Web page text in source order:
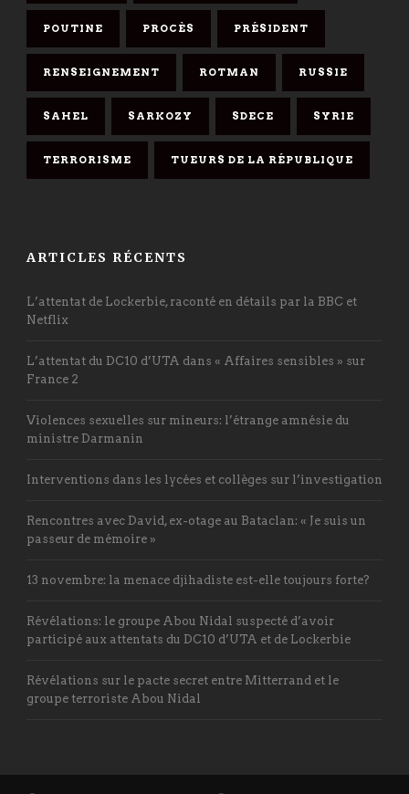
POUTINE PROCÈS PRÉSIDENT
RENSEIGNEMENT ROTMAN RUSSIE
SAHEL SARKOZY SDECE SYRIE
TERRORISME TUEURS DE LA RÉPUBLIQUE
ARTICLES RÉCENTS
L’attentat de Lockerbie, raconté en détails par la BBC et
Netflix
L’attentat du DC10 d’UTA dans « Affaires sensibles » sur
France 2
Violences sexuelles sur mineurs: l’étrange amnésie du
ministre Darmanin
Interventions dans les lycées et collèges sur l’investigation
Rencontres avec David, ex-otage au Bataclan: « Je suis un
passeur de mémoire »
13 novembre: la menace djihadiste est-elle toujours forte?
Révélations: le groupe Abou Nidal suspecté d’avoir
participé aux attentats du DC10 d’UTA et de Lockerbie
Révélations sur le pacte secret entre Mitterrand et le
groupe terroriste Abou Nidal